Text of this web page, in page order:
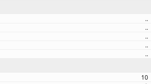
..
..
..
..
..
10